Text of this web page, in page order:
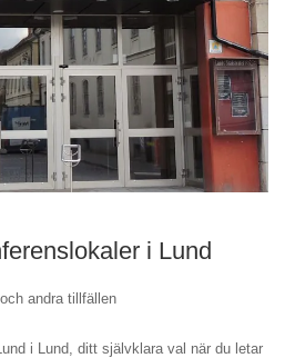
i Lund
andra tillfällen
i Lund, ditt självklara val när du letar